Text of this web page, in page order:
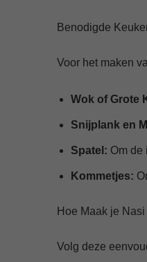
Benodigde
Voor het maken
Wok of Grote
Snijplank en
Spatel: Om de
Kommetjes:
Hoe Maak je
Volg deze